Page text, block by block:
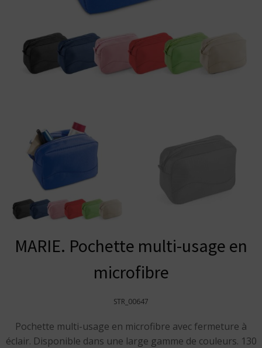
MARIE. Pochette multi-usage en
microfibre
STR_00647
Pochette multi-usage en microfibre avec fermeture à
éclair. Disponible dans une large gamme de couleurs. 130